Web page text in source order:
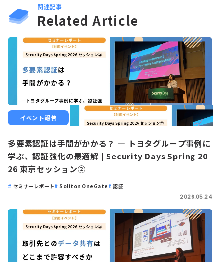
関連記事
Related Article
イベント報告
多要素認証は手間がかかる？ ― トヨタグループ事例に
学ぶ、認証強化の最適解 | Security Days Spring 20
26 東京セッション②
セミナーレポート Soliton OneGate
認証
2026.05.24